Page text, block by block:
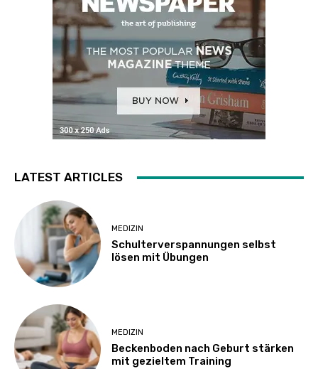
LATEST ARTICLES
MEDIZIN
Schulterverspannungen selbst
lösen mit Übungen
MEDIZIN
Beckenboden nach Geburt stärken
mit gezieltem Training